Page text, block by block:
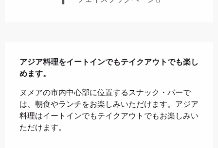
アジア料理をイートインでもテイクアウトでも楽し
めます。
ヌメアの市内中心部に位置するスナック・バーで
は、朝食やランチをお楽しみいただけます。アジア
料理はイートインでもテイクアウトでもお楽しみい
ただけます。